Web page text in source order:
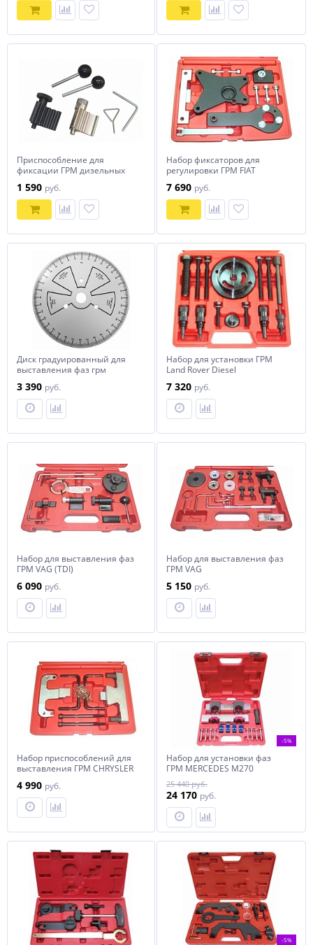
Приспособление для
фиксации ГРМ дизельных
1 590 руб.
Набор фиксаторов для
регулировки ГРМ FIAT
7 690 руб.
Диск градуированный для
выставления фаз грм
3 390 руб.
Набор для установки ГРМ
Land Rover Diesel
7 320 руб.
Набор для выставления фаз
ГРМ VAG (TDI)
6 090 руб.
Набор для выставления фаз
ГРМ VAG
5 150 руб.
Набор приспособлений для
выставления ГРМ CHRYSLER
4 990 руб.
-5%
Набор для установки фаз
ГРМ MERCEDES M270
25 440 руб.
24 170 руб.
-5%